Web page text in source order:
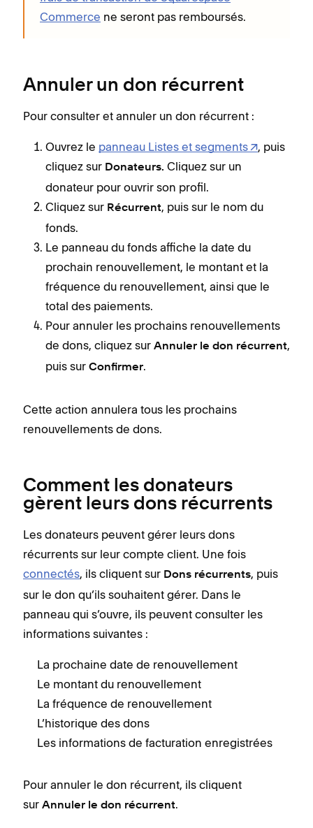
Commerce ne seront pas remboursés.
Annuler un don récurrent
Pour consulter et annuler un don récurrent :
Ouvrez le panneau Listes et segments
, puis
cliquez sur Donateurs. Cliquez sur un
donateur pour ouvrir son profil.
Cliquez sur Récurrent, puis sur le nom du
fonds.
Le panneau du fonds affiche la date du
prochain renouvellement, le montant et la
fréquence du renouvellement, ainsi que le
total des paiements.
Pour annuler les prochains renouvellements
de dons, cliquez sur Annuler le don récurrent,
puis sur Confirmer.
Cette action annulera tous les prochains
renouvellements de dons.
Comment les donateurs
gèrent leurs dons récurrents
Les donateurs peuvent gérer leurs dons
récurrents sur leur compte client. Une fois
connectés, ils cliquent sur Dons récurrents, puis
sur le don qu’ils souhaitent gérer. Dans le
panneau qui s’ouvre, ils peuvent consulter les
informations suivantes :
La prochaine date de renouvellement
Le montant du renouvellement
La fréquence de renouvellement
L’historique des dons
Les informations de facturation enregistrées
Pour annuler le don récurrent, ils cliquent
sur Annuler le don récurrent.